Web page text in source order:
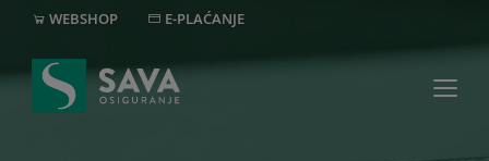
WEBSHOP E-PLAĆANJE
+382 20 40 30 20